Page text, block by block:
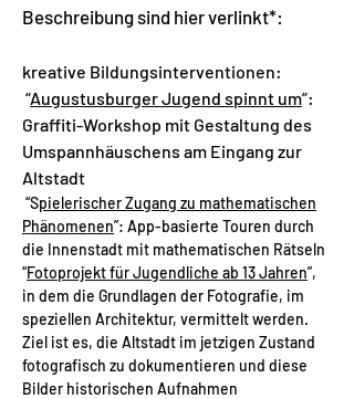
Beschreibung sind hier verlinkt*:
kreative Bildungsinterventionen:
“Augustusburger Jugend spinnt um”:
Graffiti-Workshop mit Gestaltung des
Umspannhäuschens am Eingang zur
Altstadt
“Spielerischer Zugang zu mathematischen
Phänomenen”: App-basierte Touren durch
die Innenstadt mit mathematischen Rätseln
“Fotoprojekt für Jugendliche ab 13 Jahren”,
in dem die Grundlagen der Fotografie, im
speziellen Architektur, vermittelt werden.
Ziel ist es, die Altstadt im jetzigen Zustand
fotografisch zu dokumentieren und diese
Bilder historischen Aufnahmen